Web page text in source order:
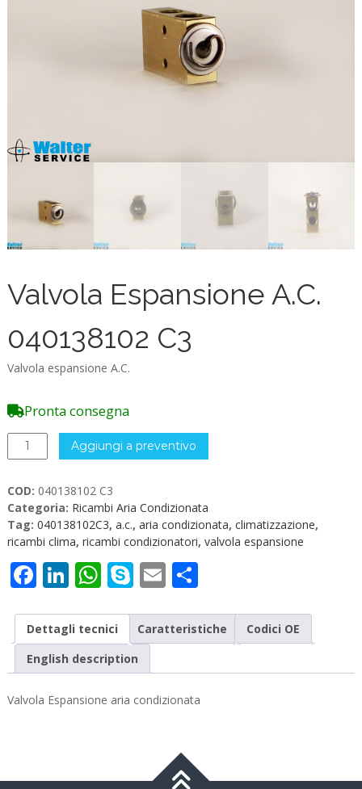
Valvola Espansione A.C.
040138102 C3
Valvola espansione A.C.
Pronta consegna
Valvola
Espansione
040138102
C3
quantità
Aggiungi a preventivo
COD: 040138102 C3
Categoria: Ricambi Aria Condizionata
Tag: 040138102C3, a.c., aria condizionata, climatizzazione,
ricambi clima, ricambi condizionatori, valvola espansione
Facebook
LinkedIn
WhatsApp
Skype
EmailCondividi
Dettagli tecnici Caratteristiche
Codici OE
English description
Valvola Espansione aria condizionata